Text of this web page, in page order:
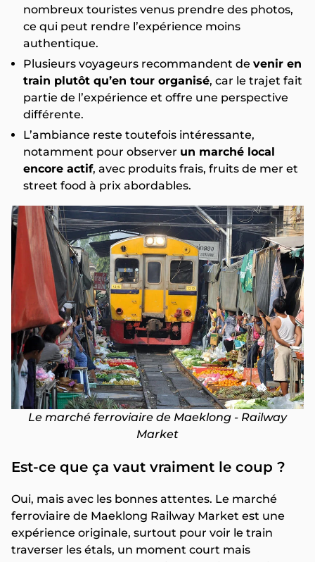
nombreux touristes venus prendre des photos,
ce qui peut rendre l’expérience moins
authentique.
Plusieurs voyageurs recommandent de venir en
train plutôt qu’en tour organisé, car le trajet fait
partie de l’expérience et offre une perspective
différente.
L’ambiance reste toutefois intéressante,
notamment pour observer un marché local
encore actif, avec produits frais, fruits de mer et
street food à prix abordables.
Le marché ferroviaire de Maeklong - Railway
Market
Est-ce que ça vaut vraiment le coup ?
Oui, mais avec les bonnes attentes. Le marché
ferroviaire de Maeklong Railway Market est une
expérience originale, surtout pour voir le train
traverser les étals, un moment court mais